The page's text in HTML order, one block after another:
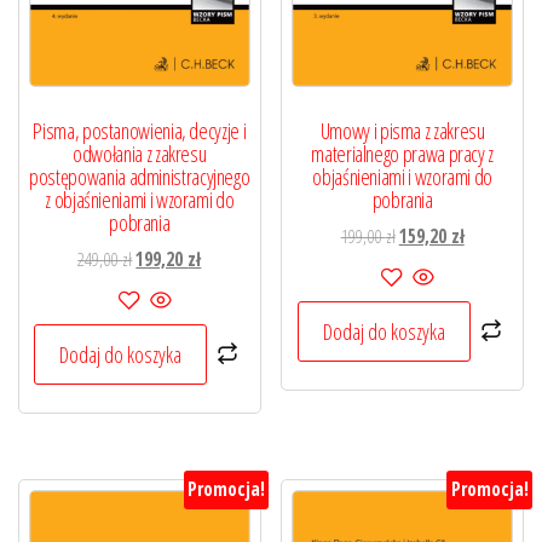
Pisma, postanowienia, decyzje i
odwołania z zakresu
postępowania administracyjnego
z objaśnieniami i wzorami do
pobrania
249,00złPierwotna
cena
wynosiła:
249,00 zł.
199,20 złAktualna
199,20 zł.
Dodaj do koszyka
Umowy i pisma z zakresu
materialnego prawa pracy z
objaśnieniami i wzorami do
pobrania
199,00złPierwotna
cena
wynosiła:
199,00 zł.
159,20 złAktualna
159,20 zł.
Dodaj do koszyka
Promocja! Promocja!